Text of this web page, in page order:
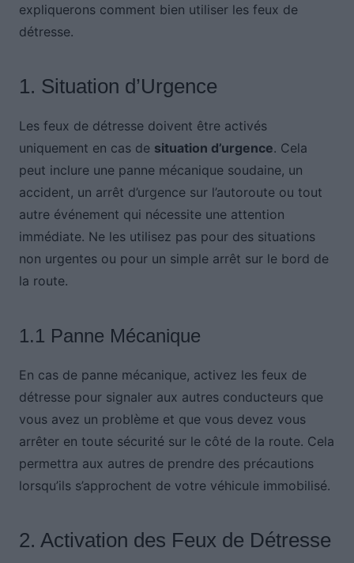
expliquerons comment bien utiliser les feux de
détresse.
1. Situation d’Urgence
Les feux de détresse doivent être activés
uniquement en cas de situation d’urgence. Cela
peut inclure une panne mécanique soudaine, un
accident, un arrêt d’urgence sur l’autoroute ou tout
autre événement qui nécessite une attention
immédiate. Ne les utilisez pas pour des situations
non urgentes ou pour un simple arrêt sur le bord de
la route.
1.1 Panne Mécanique
En cas de panne mécanique, activez les feux de
détresse pour signaler aux autres conducteurs que
vous avez un problème et que vous devez vous
arrêter en toute sécurité sur le côté de la route. Cela
permettra aux autres de prendre des précautions
lorsqu’ils s’approchent de votre véhicule immobilisé.
2. Activation des Feux de Détresse